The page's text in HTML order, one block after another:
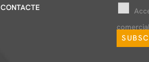
CONTACTE